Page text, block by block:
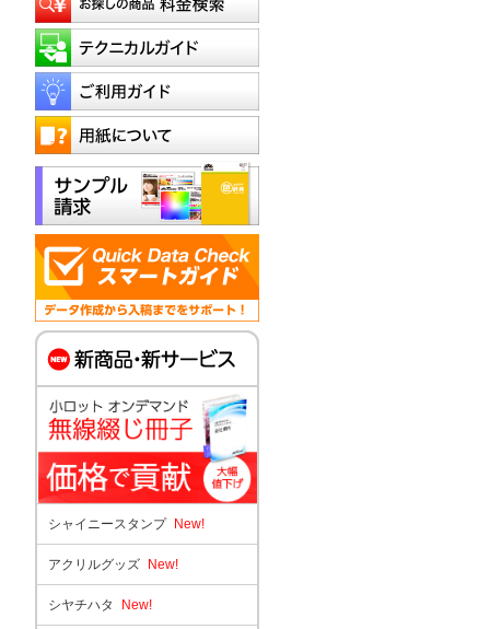
シャイニースタンプ New!
アクリルグッズ New!
シヤチハタ New!